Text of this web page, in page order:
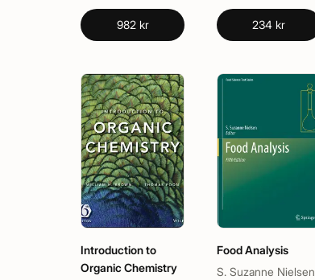
982 kr 234 kr
Introduction to
Organic Chemistry
Food Analysis
S. Suzanne Nielsen